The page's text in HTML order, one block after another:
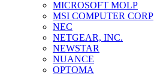
MICROSOFT MOLP
MSI COMPUTER CORP
NEC
NETGEAR, INC.
NEWSTAR
NUANCE
OPTOMA